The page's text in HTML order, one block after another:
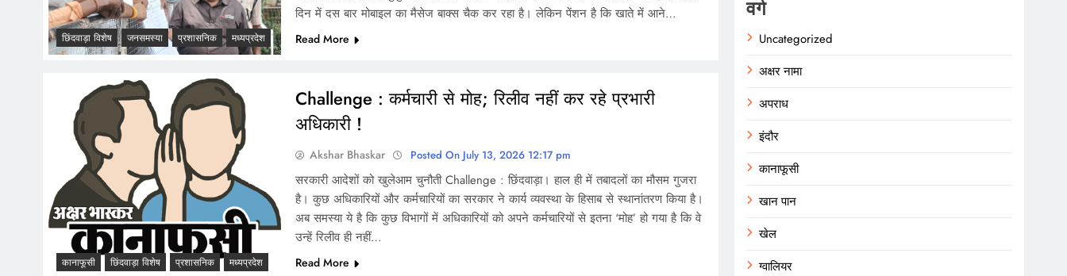
छिंदवाड़ा विशेष जनसमस्या प्रशासनिक मध्यप्रदेश
दिन में दस बार मोबाइल का मैसेज बाक्स चैक कर रहा है। लेकिन पेंशन है कि खाते में आने…
Read More
कानाफूसी छिंदवाड़ा विशेष प्रशासनिक मध्यप्रदेश
Challenge : कर्मचारी से मोह; रिलीव नहीं कर रहे प्रभारी
अधिकारी !
Akshar Bhaskar Posted On July 13, 2026 12:17 pm
सरकारी आदेशों को खुलेआम चुनौती Challenge : छिंदवाड़ा। हाल ही में तबादलों का मौसम गुजरा
है। कुछ अधिकारियों और कर्मचारियों का सरकार ने कार्य व्यवस्था के हिसाब से स्थानांतरण किया है।
अब समस्या ये है कि कुछ विभागों में अधिकारियों को अपने कर्मचारियों से इतना ‘मोह’ हो गया है कि वे
उन्हें रिलीव ही नहीं…
Read More
वर्ग
Uncategorized
अक्षर नामा
अपराध
इंदौर
कानाफूसी
खान पान
खेल
ग्वालियर